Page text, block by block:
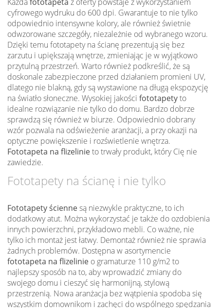
cyfrowego wydruku do 600 dpi. Gwarantuje to nie tylko
odpowiednio intensywne kolory, ale również świetnie
odwzorowane szczegóły, niezależnie od wybranego wzoru.
Dzięki temu fototapety na ścianę prezentują się bez
zarzutu i upiększają wnętrze, zmieniając je w wyjątkowo
przytulną przestrzeń. Warto również podkreślić, że są
doskonale zabezpieczone przed działaniem promieni UV,
dlatego nie blakną, gdy są wystawione na długą ekspozycję
na światło słoneczne. Wysokiej jakości fototapetyto
idealne rozwiązanie nie tylko do domu. Bardzo dobrze
sprawdzą się również w biurze. Odpowiednio dobrany
wzór pozwala na odświeżenie aranżacji, a przy okazji na
optyczne powiększenie i rozświetlenie wnętrza.
Fototapeta na flizelinieto trwały produkt, który Cię nie
zawiedzie.
Fototapety na ścianę i nie tylko
Fototapety ściennesą niezwykle praktyczne, to ich
dodatkowy atut. Można wykorzystać je także do ozdobienia
innych powierzchni, przykładowo mebli. Co ważne, nie
tylko ich montaż jest łatwy. Demontaż również nie sprawia
żadnych problemów. Dostępna w asortymencie
fototapeta na flizelinie o gramaturze 110 g/m2 to
najlepszy sposób na to, aby wprowadzić zmiany do
swojego domu i cieszyć się harmonijną, stylową
przestrzenią. Nowa aranżacja bez wątpienia spodoba się
wszystkim domownikom i zachęci do wspólnego spędzania